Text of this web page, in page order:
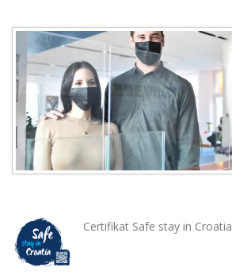
Certifikat Safe stay in Croatia